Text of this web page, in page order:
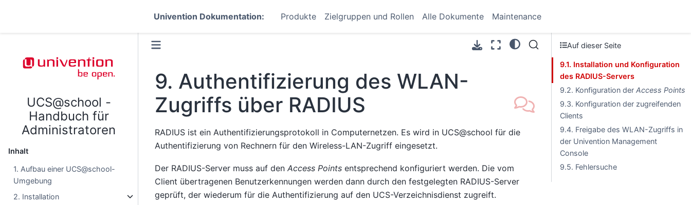
Univention Dokumentation: Produkte Zielgruppen und Rollen Alle Dokumente Maintenance
UCS@school -
Handbuch für
Administratoren
Inhalt
1. Aufbau einer UCS@school-
Umgebung
2. Installation
9. Authentifizierung des WLAN-
Zugriffs über RADIUS
RADIUS ist ein Authentifizierungsprotokoll in Computernetzen. Es wird in UCS@school für die
Authentifizierung von Rechnern für den Wireless-LAN-Zugriff eingesetzt.
Der RADIUS-Server muss auf den Access Pointsentsprechend konfiguriert werden. Die vom
Client übertragenen Benutzerkennungen werden dann durch den festgelegten RADIUS-Server
geprüft, der wiederum für die Authentifizierung auf den UCS-Verzeichnisdienst zugreift.
Auf dieser Seite
9.1. Installation und Konfiguration
des RADIUS-Servers
9.2. Konfiguration der Access Points
9.3. Konfiguration der zugreifenden
Clients
9.4. Freigabe des WLAN-Zugriffs in
der Univention Management
Console
9.5. Fehlersuche